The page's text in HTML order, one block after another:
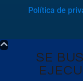
Política de
SE